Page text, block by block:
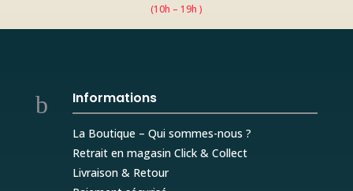
(10h – 19h )
b Informations
La Boutique – Qui sommes-nous ?
Retrait en magasin Click & Collect
Livraison & Retour